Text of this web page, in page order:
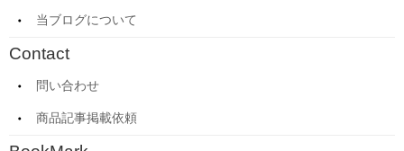
当ブログについて
Contact
問い合わせ
商品記事掲載依頼